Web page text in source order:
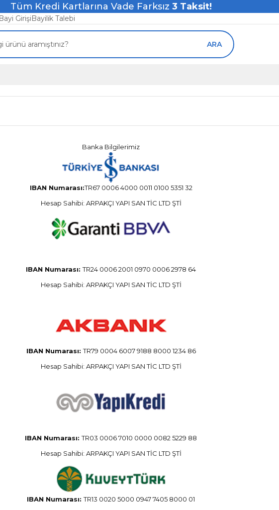
Tüm Kredi Kartlarına Vade Farksız 3 Taksit!
Bayi GirişiBayilik Talebi
ARA
Banka Bilgilerimiz
IBAN Numarası:TR67 0006 4000 0011 0100 5351 32
Hesap Sahibi: ARPAKÇI YAPI SAN TİC LTD ŞTİ
IBAN Numarası:TR24 0006 2001 0970 0006 2978 64
Hesap Sahibi: ARPAKÇI YAPI SAN TİC LTD ŞTİ
IBAN Numarası:TR79 0004 6007 9188 8000 1234 86
Hesap Sahibi: ARPAKÇI YAPI SAN TİC LTD ŞTİ
IBAN Numarası:TR03 0006 7010 0000 0082 5229 88
Hesap Sahibi: ARPAKÇI YAPI SAN TİC LTD ŞTİ
IBAN Numarası:TR13 0020 5000 0947 7405 8000 01